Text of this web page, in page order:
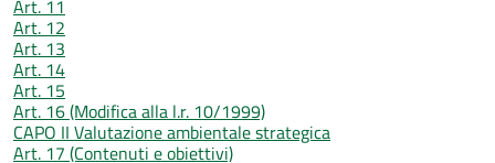
Art. 11
Art. 12
Art. 13
Art. 14
Art. 15
Art. 16 (Modifica alla l.r. 10/1999)
CAPO II Valutazione ambientale strategica
Art. 17 (Contenuti e obiettivi)